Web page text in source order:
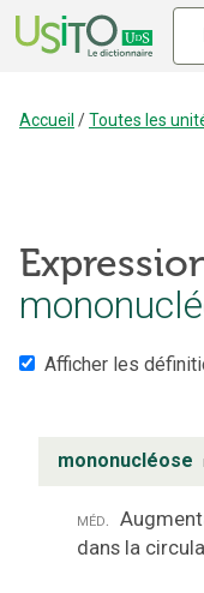
Accueil /Toutes les
Afficher les
mononucléose
méd.
dans la